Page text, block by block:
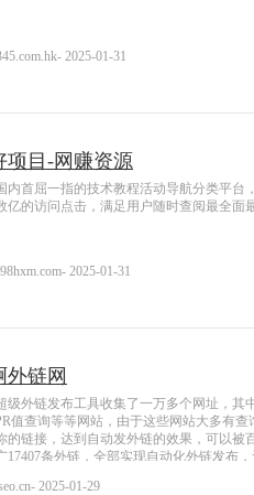
- 2025-01-31
项目-网赚资源
内首屈一指的技术教程活动导航分类平
亿的访问点击，满足用户随时查阅最全面
- 2025-01-31
外链网
级外链发布工具收集了一万多个网址，其
值查询等等网站，由于这些网站大多有
的链接，达到自动发外链的效果，可以
17407条外链，全部实现自动化外链发布
- 2025-01-29